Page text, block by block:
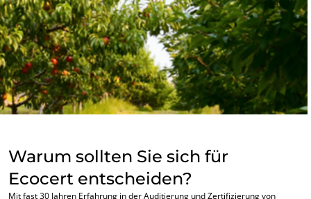
Warum sollten Sie sich für
Ecocert entscheiden?
Mit fast 30 Jahren Erfahrung in der Auditierung und Zertifizierung von